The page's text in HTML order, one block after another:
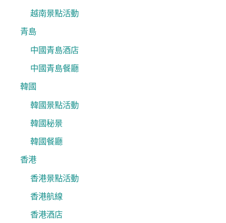
越南景點活動
青島
中國青島酒店
中國青島餐廳
韓國
韓國景點活動
韓國秘景
韓國餐廳
香港
香港景點活動
香港航線
香港酒店